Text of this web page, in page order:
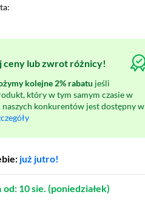
ceny lub zwrot różnicy!
kolejne 2% rabatu jeśli
który w tym samym czasie w
konkurentów jest dostępny w
już jutro!
od: 10 sie. (poniedziałek)